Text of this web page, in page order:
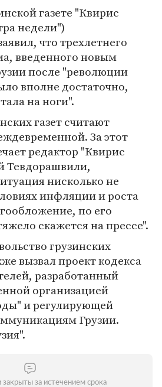
газете "Квирис
недели")
что трехлетнего
введенного новым
после "революции
вполне достаточно,
на ноги".
газет считают
За этот
редактор "Квирис
Тевдорашвили,
нисколько не
инфляции и роста
по его
скажется на прессе".
грузинских
вызвал проект кодекса
разработанный
организацией
и регулирующей
Грузии.
за истечением срока